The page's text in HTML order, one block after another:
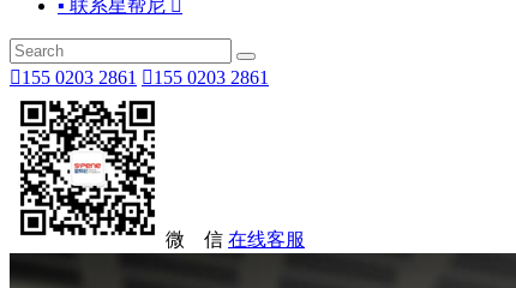
▪ 联系星帮尼 
155 0203 2861 155 0203 2861
微 信 在线客服